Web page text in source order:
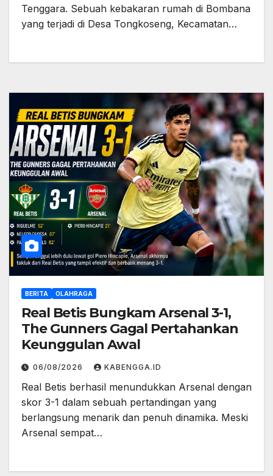
Tenggara. Sebuah kebakaran rumah di Bombana
yang terjadi di Desa Tongkoseng, Kecamatan…
BERITA OLAHRAGA
Real Betis Bungkam Arsenal 3-1,
The Gunners Gagal Pertahankan
Keunggulan Awal
06/08/2026 KABENGGA.ID
Real Betis berhasil menundukkan Arsenal dengan
skor 3-1 dalam sebuah pertandingan yang
berlangsung menarik dan penuh dinamika. Meski
Arsenal sempat…